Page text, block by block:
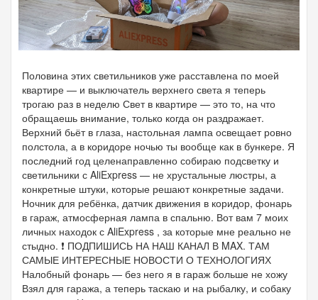
Половина этих светильников уже расставлена по моей
квартире — и выключатель верхнего света я теперь
трогаю раз в неделю Свет в квартире — это то, на что
обращаешь внимание, только когда он раздражает.
Верхний бьёт в глаза, настольная лампа освещает ровно
полстола, а в коридоре ночью ты вообще как в бункере. Я
последний год целенаправленно собираю подсветку и
светильники с AliExpress — не хрустальные люстры, а
конкретные штуки, которые решают конкретные задачи.
Ночник для ребёнка, датчик движения в коридор, фонарь
в гараж, атмосферная лампа в спальню. Вот вам 7 моих
личных находок с AliExpress , за которые мне реально не
стыдно. ❗ ПОДПИШИСЬ НА НАШ КАНАЛ В MAX. ТАМ
САМЫЕ ИНТЕРЕСНЫЕ НОВОСТИ О ТЕХНОЛОГИЯХ
Налобный фонарь — без него я в гараж больше не хожу
Взял для гаража, а теперь таскаю и на рыбалку, и собаку